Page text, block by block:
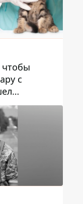
чтобы
с
советы